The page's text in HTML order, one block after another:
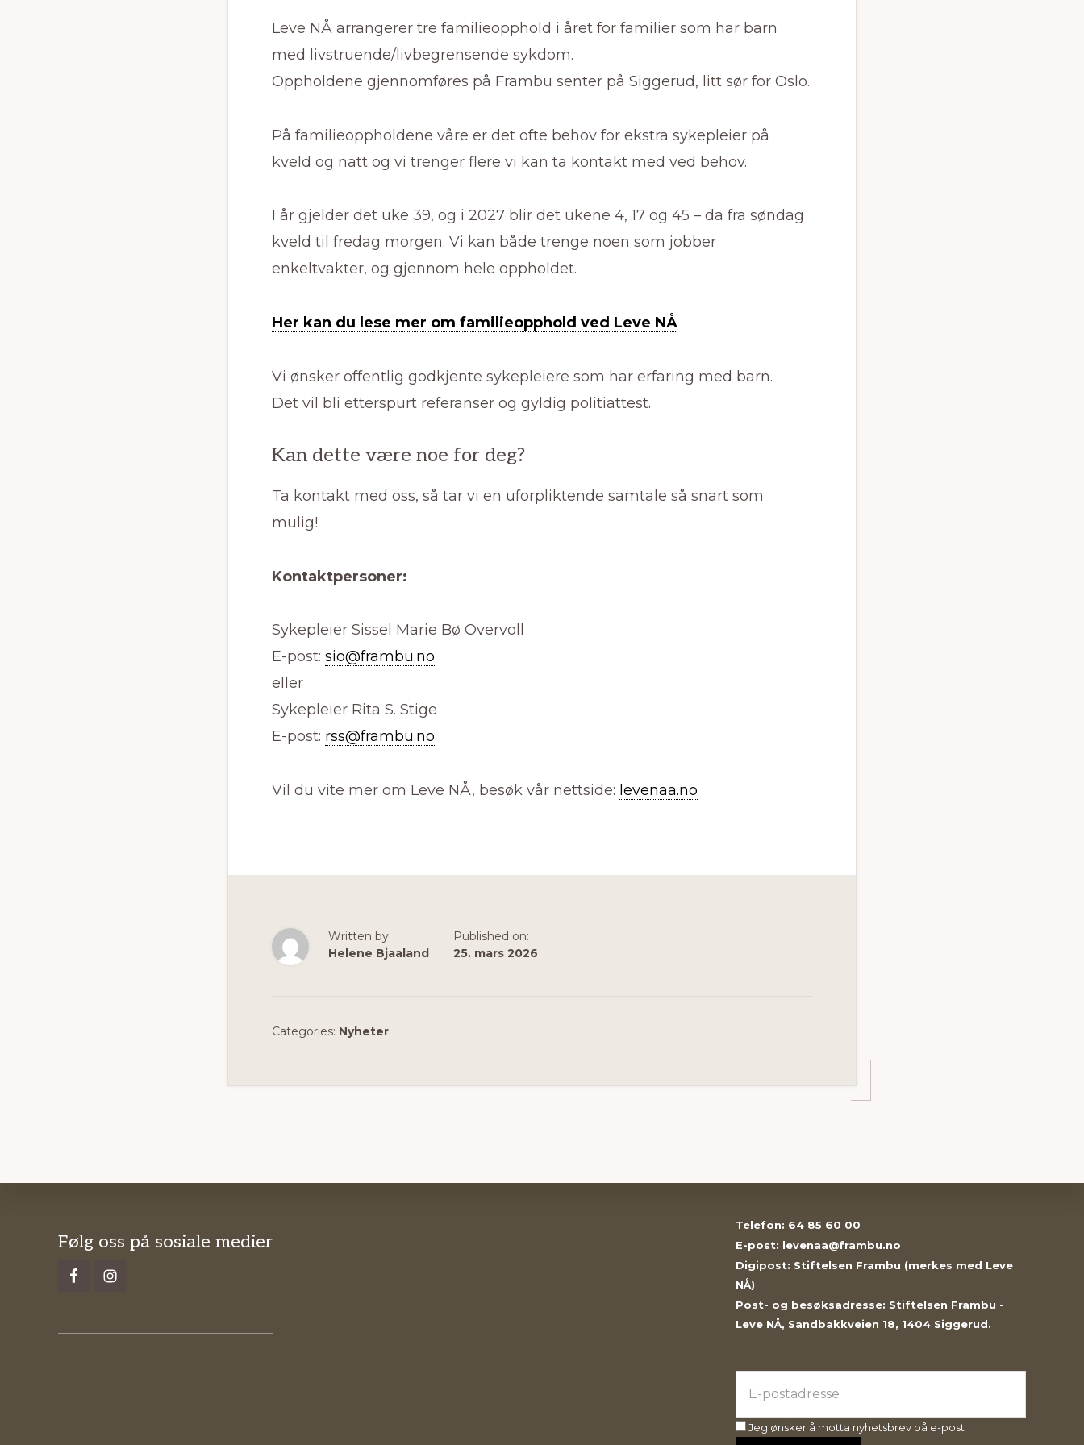
Leve NÅ arrangerer tre familieopphold i året for familier som har barn
med livstruende/livbegrensende sykdom.
Oppholdene gjennomføres på Frambu senter på Siggerud, litt sør for Oslo.
På familieoppholdene våre er det ofte behov for ekstra sykepleier på
kveld og natt og vi trenger flere vi kan ta kontakt med ved behov.
I år gjelder det uke 39, og i 2027 blir det ukene 4, 17 og 45 – da fra søndag
kveld til fredag morgen. Vi kan både trenge noen som jobber
enkeltvakter, og gjennom hele oppholdet.
Her kan du lese mer om familieopphold ved Leve NÅ
Vi ønsker offentlig godkjente sykepleiere som har erfaring med barn.
Det vil bli etterspurt referanser og gyldig politiattest.
Kan dette være noe for deg?
Ta kontakt med oss, så tar vi en uforpliktende samtale så snart som
mulig!
Kontaktpersoner:
Sykepleier Sissel Marie Bø Overvoll
E-post: sio@frambu.no
eller
Sykepleier Rita S. Stige
E-post: rss@frambu.no
Vil du vite mer om Leve NÅ, besøk vår nettside: levenaa.no
Written by:
Helene Bjaaland
Published on:
25. mars 2026
Categories: Nyheter
Footer
Følg oss på sosiale medier
Telefon: 64 85 60 00
E-post: levenaa@frambu.no
Digipost: Stiftelsen Frambu (merkes med Leve
NÅ)
Post- og besøksadresse: Stiftelsen Frambu -
Leve NÅ, Sandbakkveien 18, 1404 Siggerud.
Jeg ønsker å motta nyhetsbrev på e-post